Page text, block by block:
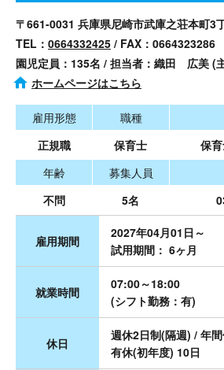
〒661-0031 兵庫県尼崎市武庫之荘本町3
TEL： 0664332425 / FAX：0664323286
園児定員：135名 / 担当者：織田 広美 (
ホームページはこちら
雇用形態 職種
正規職
保育士
保
年齢
募集人員
不問
5名
雇用期間
2027年04月01日～
試用期間： 6ヶ月
就業時間
07:00～18:00
(シフト勤務：有)
休日
週休2日制(隔週) / 年
有休(初年度) 10日